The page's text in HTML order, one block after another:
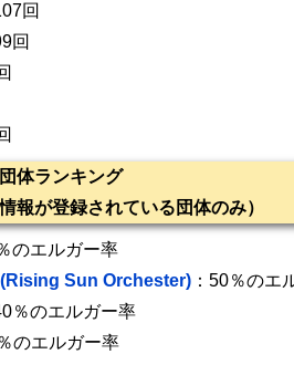
回
回
体ランキング
報が登録されている団体のみ）
のエルガー率
(Rising Sun Orchester) ：50％のエ
％のエルガー率
のエルガー率